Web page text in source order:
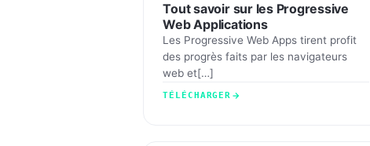
Tout savoir sur les Progressive
Web Applications
Les Progressive Web Apps tirent profit
des progrès faits par les navigateurs
web et[…]
TÉLÉCHARGER